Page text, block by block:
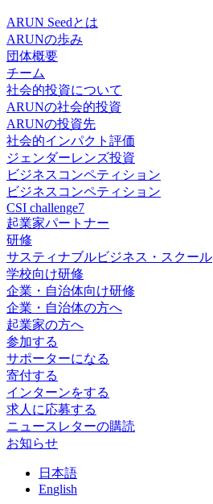
ARUN Seedとは
ARUNの歩み
団体概要
チーム
社会的投資について
ARUNの社会的投資
ARUNの投資先
社会的インパクト評価
ジェンダーレンズ投資
ビジネスコンペティション
ビジネスコンペティション
CSI challenge7
起業家パートナー
研修
サスティナブルビジネス・スクール
学校向け研修
企業・自治体向け研修
企業・自治体の方へ
起業家の方へ
参加する
サポーターになる
寄付する
インターンをする
求人に応募する
ニュースレターの購読
お知らせ
日 本語
English